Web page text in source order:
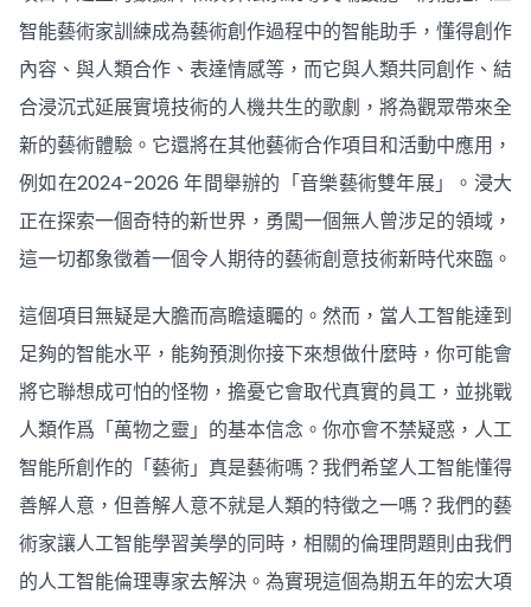
智能藝術家訓練成為藝術創作過程中的智能助手，懂得創作
內容、與人類合作、表達情感等，而它與人類共同創作、結
合浸沉式延展實境技術的人機共生的歌劇，將為觀眾帶來全
新的藝術體驗。它還將在其他藝術合作項目和活動中應用，
例如在2024-2026 年間舉辦的「音樂藝術雙年展」。浸大
正在探索一個奇特的新世界，勇闖一個無人曾涉足的領域，
這一切都象徵着一個令人期待的藝術創意技術新時代來臨。
這個項目無疑是大膽而高瞻遠矚的。然而，當人工智能達到
足夠的智能水平，能夠預測你接下來想做什麼時，你可能會
將它聯想成可怕的怪物，擔憂它會取代真實的員工，並挑戰
人類作爲「萬物之靈」的基本信念。你亦會不禁疑惑，人工
智能所創作的「藝術」真是藝術嗎？我們希望人工智能懂得
善解人意，但善解人意不就是人類的特徵之一嗎？我們的藝
術家讓人工智能學習美學的同時，相關的倫理問題則由我們
的人工智能倫理專家去解決。為實現這個為期五年的宏大項